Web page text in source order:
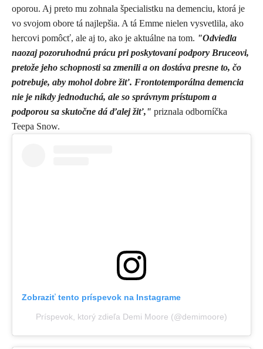
oporou. Aj preto mu zohnala špecialistku na demenciu, ktorá je
vo svojom obore tá najlepšia. A tá Emme nielen vysvetlila, ako
hercovi pomôcť, ale aj to, ako je aktuálne na tom. "Odviedla
naozaj pozoruhodnú prácu pri poskytovaní podpory Bruceovi,
pretože jeho schopnosti sa zmenili a on dostáva presne to, čo
potrebuje, aby mohol dobre žiť. Frontotemporálna demencia
nie je nikdy jednoduchá, ale so správnym prístupom a
podporou sa skutočne dá ďalej žiť," priznala odborníčka
Teepa Snow.
Zobraziť tento príspevok na Instagrame
Príspevok, ktorý zdieľa Demi Moore (@demimoore)